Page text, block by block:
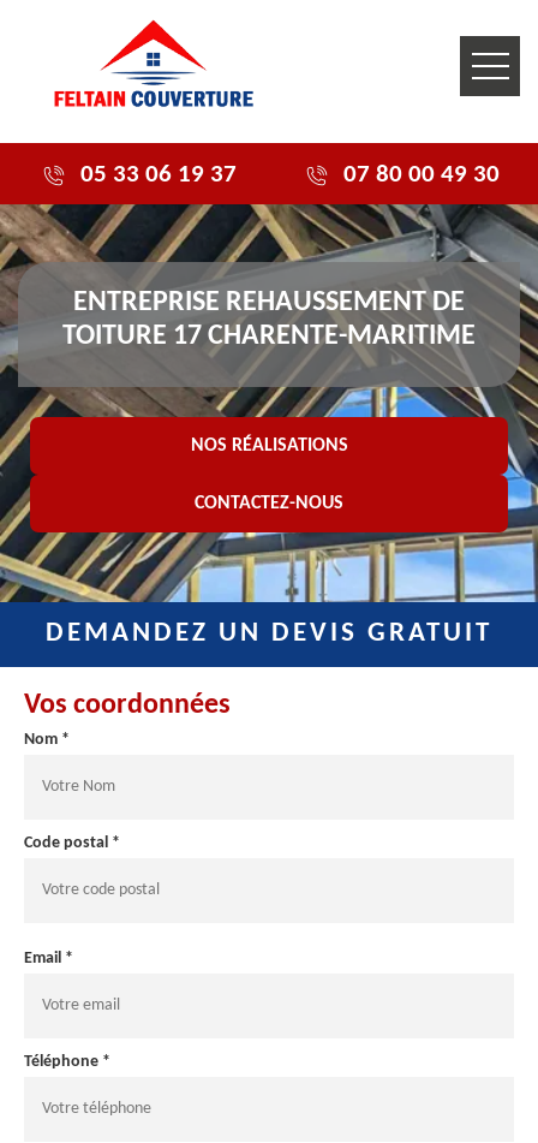
05 33 06 19 37 07 80 00 49 30
ENTREPRISE REHAUSSEMENT DE
TOITURE 17 CHARENTE-MARITIME
NOS RÉALISATIONS
CONTACTEZ-NOUS
DEMANDEZ UN DEVIS GRATUIT
Vos coordonnées
Nom *
Code postal *
Email *
Téléphone *